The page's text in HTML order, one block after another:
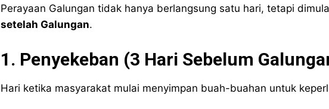
Perayaan Galungan tidak hanya berlangsung satu hari, tetapi
setelah Galungan.
1. Penyekeban (3 Hari Sebelum
Hari ketika masyarakat mulai menyimpan buah-buahan untuk